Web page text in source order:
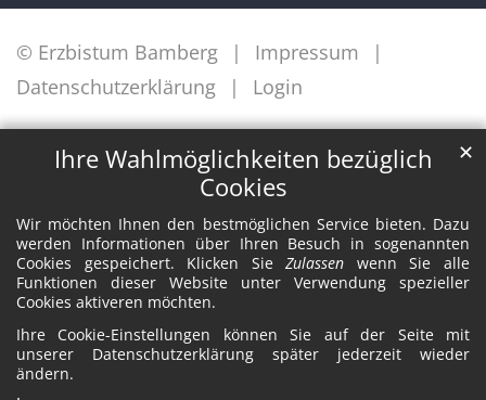
Ihre Wahlmöglichkeiten bezüglich
Cookies
Wir möchten Ihnen den bestmöglichen Service bieten. Dazu
werden Informationen über Ihren Besuch in sogenannten
Cookies gespeichert. Klicken SieZulassen wenn Sie alle
Funktionen dieser Website unter Verwendung spezieller
Cookies aktiveren möchten.
Ihre Cookie-Einstellungen können Sie auf der Seite mit
unserer Datenschutzerklärung später jederzeit wieder
ändern.
✕
© Erzbistum Bamberg
Impressum
Datenschutzerklärung
Login